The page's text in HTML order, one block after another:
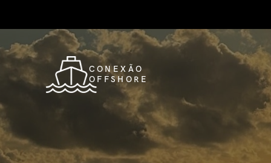
CONEXÃO
OFFSHORE